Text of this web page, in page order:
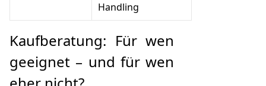
Handling
Kaufberatung: Für wen
geeignet – und für wen